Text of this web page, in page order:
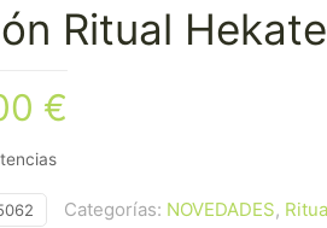
Ritual Hekate
€
Categorías: NOVEDADES,